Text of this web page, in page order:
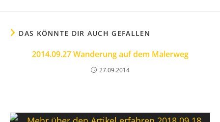
DAS KÖNNTE DIR AUCH GEFALLEN
2014.09.27 Wanderung auf dem Malerweg
27.09.2014